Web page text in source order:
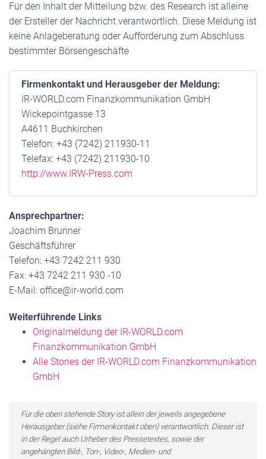
Für den Inhalt der Mitteilung bzw. des Research ist alleine
der Ersteller der Nachricht verantwortlich. Diese Meldung ist
keine Anlageberatung oder Aufforderung zum Abschluss
bestimmter Börsengeschäfte
Firmenkontakt und Herausgeber der Meldung:
IR-WORLD.com Finanzkommunikation GmbH
Wickepointgasse 13
A4611 Buchkirchen
Telefon: +43 (7242) 211930-11
Telefax: +43 (7242) 211930-10
http://www.IRW-Press.com
Ansprechpartner:
Joachim Brunner
Geschäftsführer
Telefon: +43 7242 211 930
Fax: +43 7242 211 930 -10
E-Mail: office@ir-world.com
Weiterführende Links
Originalmeldung der IR-WORLD.com
Finanzkommunikation GmbH
Alle Stories der IR-WORLD.com Finanzkommunikation
GmbH
Für die oben stehende Story ist allein der jeweils angegebene
Herausgeber (siehe Firmenkontakt oben) verantwortlich. Dieser ist
in der Regel auch Urheber des Pressetextes, sowie der
angehängten Bild-, Ton-, Video-, Medien- und